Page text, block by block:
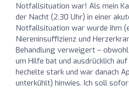
Notfallsituation war! Als mein
der Nacht (2.30 Uhr) in einer
Notfallsituation war wurde ihm
Niereninsuffizienz und
Behandlung verweigert –
um Hilfe bat und ausdrücklich
hechelte stark und war danach
unterkühlt) hinwies. Ich soll